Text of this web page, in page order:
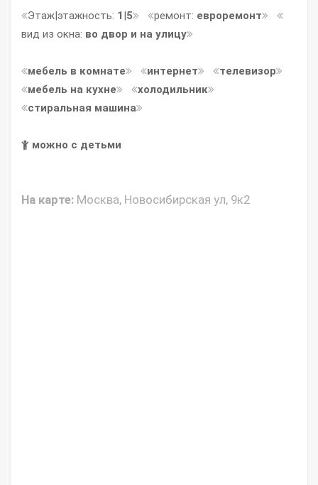
Этаж|этажность: 1 |5 ремонт: евроремонт
вид из окна: во двор и на улицу
мебель в комнате интернет
телевизор
мебель на кухне
холодильник
стиральная машина
можно с детьми
На карте: Москва, Новосибирская ул, 9к2